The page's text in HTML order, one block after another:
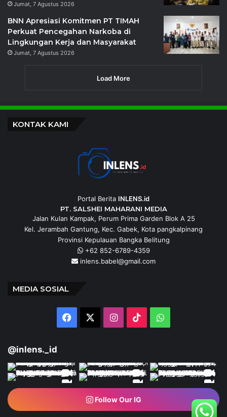
Jumat, 7 Agustus 2026
BNN Apresiasi Komitmen PT TIMAH
Perkuat Pencegahan Narkoba di
Lingkungan Kerja dan Masyarakat
Jumat, 7 Agustus 2026
Load More
KONTAK KAMI
Portal Berita INLENS.id
PT. SALSHEI MAHARANI MEDIA
Jalan Kulan Kampak, Perum Prima Garden Blok A 25
Kel. Jerambah Gantung, Kec. Gabek, Kota pangkalpinang
Provinsi Kepulauan Bangka Belitung
+62 852-6789-4359
inlens.babel@gmail.com
MEDIA SOSIAL
Facebook Instagram
TikTokWhatsApp
@inlens._id
Follow Our IG